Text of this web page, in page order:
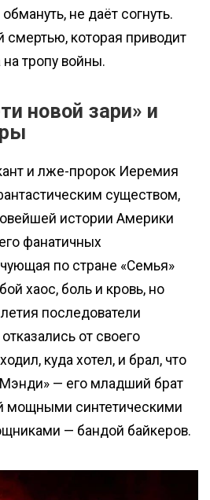
не даёт согнуть.
смертью, которая приводит
тропу войны.
новой зари» и
и лже-пророк Иеремия
существом,
истории Америки
фанатичных
по стране «Семья»
хаос, боль и кровь, но
последователи
от своего
куда хотел, и брал, что
— его младший брат
мощными синтетическими
— бандой байкеров.